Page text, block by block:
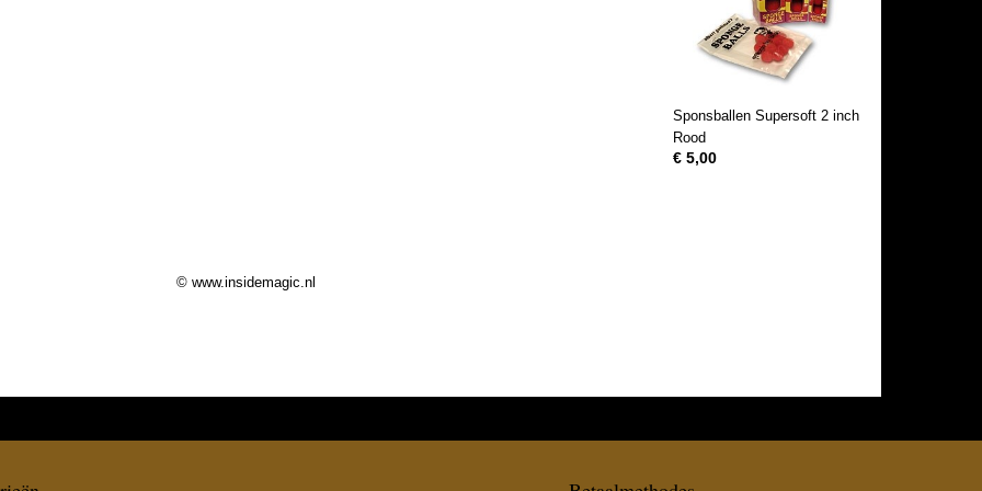
Sponsballen Supersoft 2 inch
Rood
€ 5,00
© www.insidemagic.nl